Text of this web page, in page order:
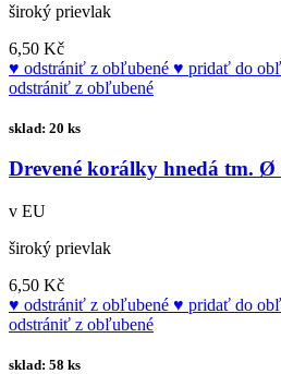
široký prievlak
6,50 Kč
odstrániť z obľubené
pridať do
odstrániť z obľubené
sklad: 20 ks
Drevené korálky hnedá tm. Ø
v EU
široký prievlak
6,50 Kč
odstrániť z obľubené
pridať do
odstrániť z obľubené
sklad: 58 ks